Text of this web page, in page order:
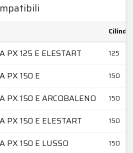
PX 125 E ELESTART 125
PX 150 E 150
PX 150 E ARCOBALENO 150
PX 150 E ELESTART 150
PX 150 E LUSSO 150